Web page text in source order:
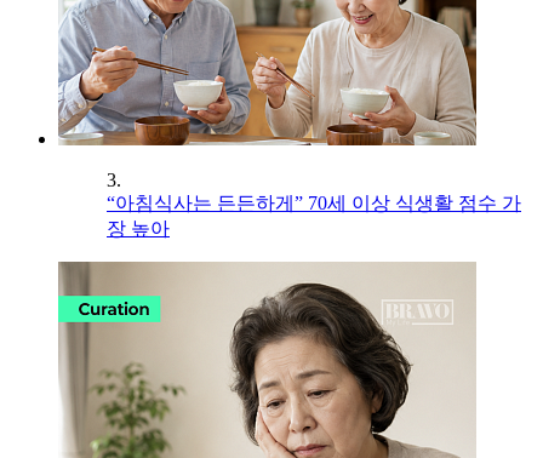
3.
“아침식사는 든든하게” 70세 이상 식생활 점수 가
장 높아